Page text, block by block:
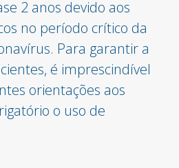
2 anos devido aos
no período crítico da
Para garantir a
é imprescindível
orientações aos
o uso de